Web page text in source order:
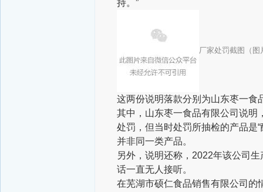
持。”
厂家处罚截图（图
这两份说明落款分别为山东枣一食
其中，山东枣一食品有限公司说明
处罚，但当时处罚所抽检的产品是
并非同一类产品。
另外，说明还称，2022年该公司
话一直无人接听。
在芜湖市硕仁食品销售有限公司的